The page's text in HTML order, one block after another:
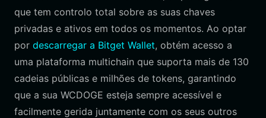
que tem controlo total sobre as suas chaves
privadas e ativos em todos os momentos. Ao optar
por descarregar a Bitget Wallet, obtém acesso a
uma plataforma multichain que suporta mais de 130
cadeias públicas e milhões de tokens, garantindo
que a sua WCDOGE esteja sempre acessível e
facilmente gerida juntamente com os seus outros